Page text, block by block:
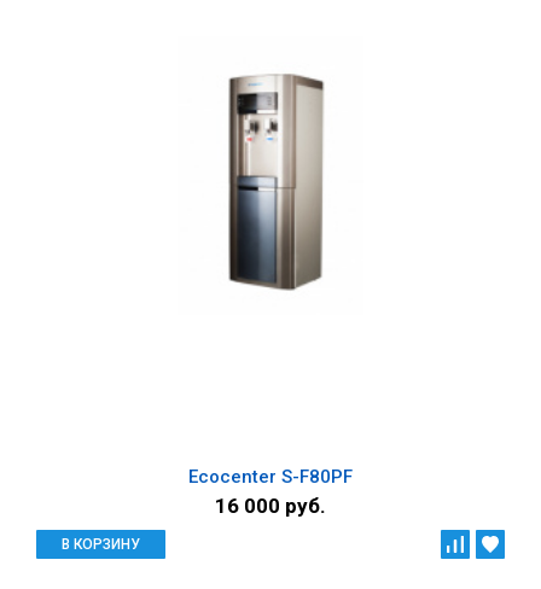
Ecocenter S-F80PF
16 000 руб.
В КОРЗИНУ